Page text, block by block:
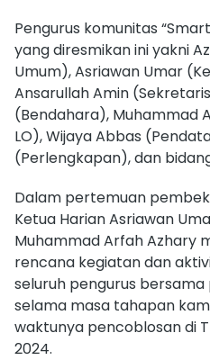
Pengurus komunitas
yang diresmikan ini yakni
Umum), Asriawan Umar
Ansarullah Amin
(Bendahara), Muhammad
LO), Wijaya Abbas
(Perlengkapan), dan
Dalam pertemuan
Ketua Harian Asriawan
Muhammad Arfah Azhary
rencana kegiatan dan
seluruh pengurus
selama masa tahapan
waktunya pencoblosan di
2024.